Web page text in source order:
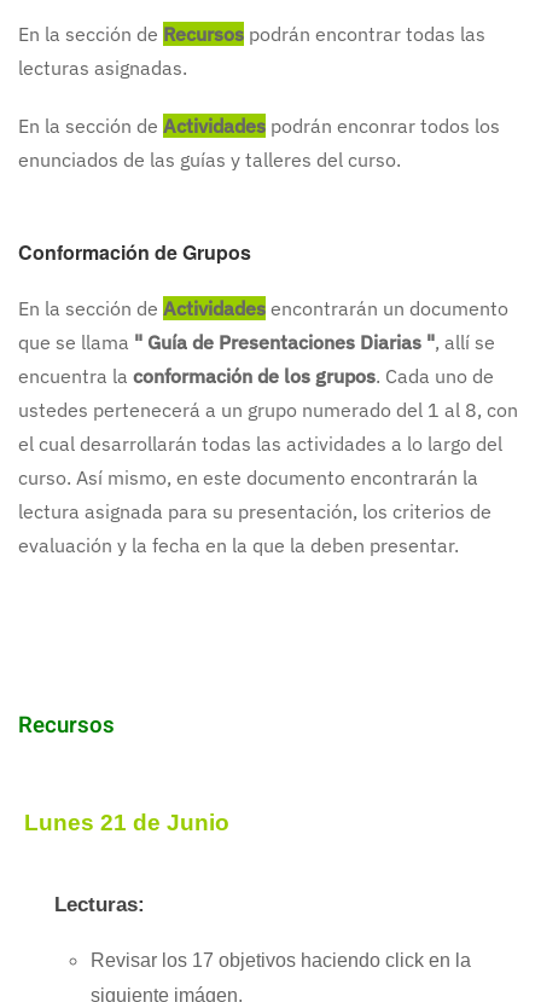
En la sección de Recursos podrán encontrar todas las
lecturas asignadas.
En la sección de Actividades podrán enconrar todos los
enunciados de las guías y talleres del curso.
Conformación de Grupos
En la sección de Actividades encontrarán un documento
que se llama " Guía de Presentaciones Diarias ", allí se
encuentra la conformación de los grupos. Cada uno de
ustedes pertenecerá a un grupo numerado del 1 al 8, con
el cual desarrollarán todas las actividades a lo largo del
curso. Así mismo, en este documento encontrarán la
lectura asignada para su presentación, los criterios de
evaluación y la fecha en la que la deben presentar.
Recursos
Lunes 21 de Junio
Lecturas:
Revisar los 17 objetivos haciendo click en la
siguiente imágen.